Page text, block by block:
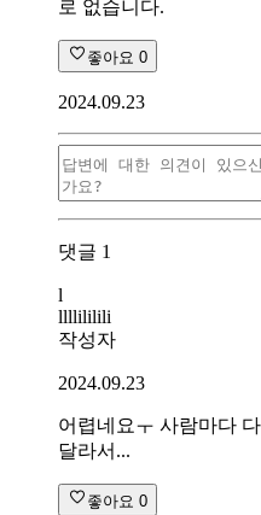
로 없습니다.
좋아요 0
2024.09.23
댓글 1
l
llllililili
작성자
2024.09.23
어렵네요ㅜ 사람마다
달라서...
좋아요 0